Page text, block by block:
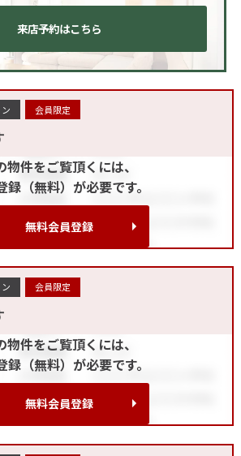
来店予約はこちら
会員限定
物件をご覧頂くには、
録（無料）が必要です。
無料会員登録
会員限定
物件をご覧頂くには、
録（無料）が必要です。
無料会員登録